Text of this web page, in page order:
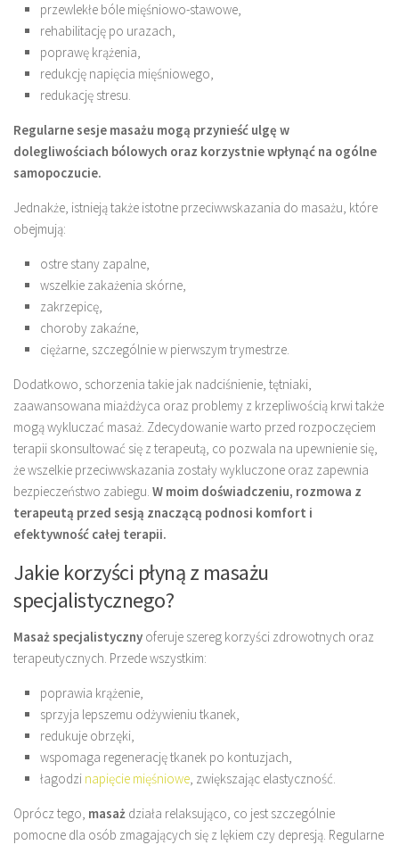
przewlekłe bóle mięśniowo-stawowe,
rehabilitację po urazach,
poprawę krążenia,
redukcję napięcia mięśniowego,
redukację stresu.
Regularne sesje masażu mogą przynieść ulgę w
dolegliwościach bólowych oraz korzystnie wpłynąć na ogólne
samopoczucie.
Jednakże, istnieją także istotne przeciwwskazania do masażu, które
obejmują:
ostre stany zapalne,
wszelkie zakażenia skórne,
zakrzepicę,
choroby zakaźne,
ciężarne, szczególnie w pierwszym trymestrze.
Dodatkowo, schorzenia takie jak nadciśnienie, tętniaki,
zaawansowana miażdżyca oraz problemy z krzepliwością krwi także
mogą wykluczać masaż. Zdecydowanie warto przed rozpoczęciem
terapii skonsultować się z terapeutą, co pozwala na upewnienie się,
że wszelkie przeciwwskazania zostały wykluczone oraz zapewnia
bezpieczeństwo zabiegu. W moim doświadczeniu, rozmowa z
terapeutą przed sesją znaczącą podnosi komfort i
efektywność całej terapii.
Jakie korzyści płyną z masażu
specjalistycznego?
Masaż specjalistyczny oferuje szereg korzyści zdrowotnych oraz
terapeutycznych. Przede wszystkim:
poprawia krążenie,
sprzyja lepszemu odżywieniu tkanek,
redukuje obrzęki,
wspomaga regenerację tkanek po kontuzjach,
łagodzi napięcie mięśniowe, zwiększając elastyczność.
Oprócz tego, masaż działa relaksująco, co jest szczególnie
pomocne dla osób zmagających się z lękiem czy depresją. Regularne